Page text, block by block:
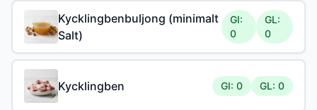
Kycklingbenbuljong (minimalt
Salt)
GI:
0
GL:
0
Kycklingben GI: 0 GL: 0